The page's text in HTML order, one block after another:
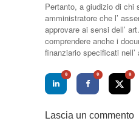
Pertanto, a giudizio di chi
amministratore che l’
approvare ai sensi dell’
comprendere anche i
finanziario specificati
0 0 0
Lascia un commento